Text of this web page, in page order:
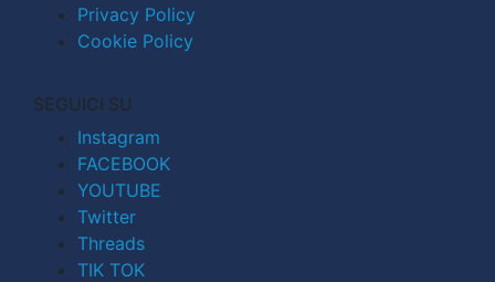
Privacy Policy
Cookie Policy
SEGUICI SU
Instagram
FACEBOOK
YOUTUBE
Twitter
Threads
TIK TOK